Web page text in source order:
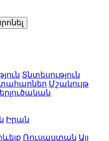
Տնտեսություն
Մշակույթ
Իրան
Ռուսաստան Այլ